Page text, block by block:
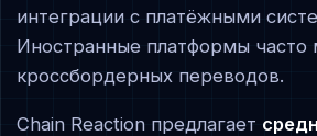
интеграции с платёжными
Иностранные платформы часто
кроссбордерных переводов.
Chain Reaction предлагает